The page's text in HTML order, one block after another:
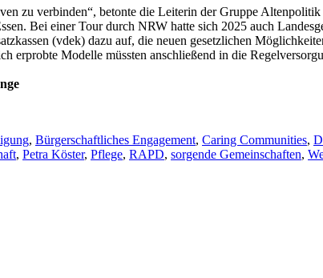
zu verbinden“, betonte die Leiterin der Gruppe
Bei einer Tour durch NRW hatte sich 2025 auch
(vdek) dazu auf, die neuen gesetzlichen
erprobte Modelle müssten anschließend in die
, Bürgerschaftliches Engagement, Caring Communities,
, Petra Köster, Pflege, RAPD, sorgende Gemeinschaften,